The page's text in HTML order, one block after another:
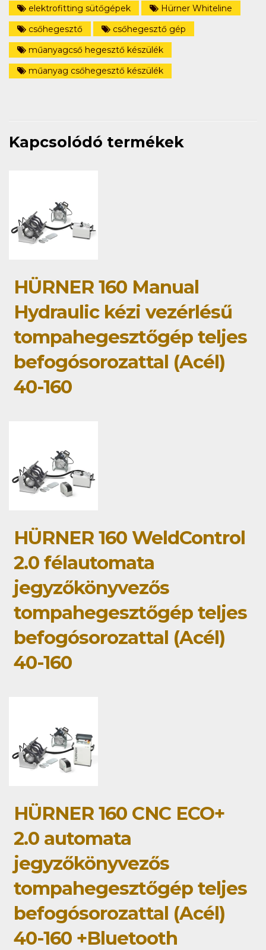
elektrofitting sütőgépek
Hürner Whiteline
csőhegesztő
csőhegesztő gép
műanyagcső hegesztő készülék
műanyag csőhegesztő készülék
Kapcsolódó termékek
HÜRNER 160 Manual
Hydraulic kézi vezérlésű
tompahegesztőgép teljes
befogósorozattal (Acél)
40-160
HÜRNER 160 WeldControl
2.0 félautomata
jegyzőkönyvezős
tompahegesztőgép teljes
befogósorozattal (Acél)
40-160
HÜRNER 160 CNC ECO+
2.0 automata
jegyzőkönyvezős
tompahegesztőgép teljes
befogósorozattal (Acél)
40-160 +Bluetooth